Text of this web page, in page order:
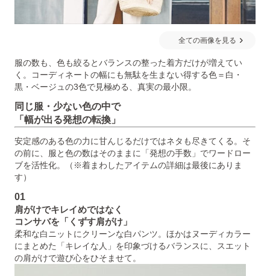
全ての画像を見る
服の数も、色も絞るとバランスの整った着方だけが増えてい
く。コーディネートの幅にも無駄を生まない得する色＝白・
黒・ベージュの3色で見極める、真実の最小限。
同じ服・少ない色の中で
「幅が出る発想の転換」
安定感のある色の力に甘んじるだけではネタも尽きてくる。そ
の前に、服と色の数はそのままに「発想の手数」でワードロー
ブを活性化。（※着まわしたアイテムの詳細は最後にありま
す）
01
肩がけでキレイめではなく
コンサバを「くずす肩がけ」
柔和な白ニットにクリーンな白パンツ。ほかはヌーディカラー
にまとめた「キレイな人」を印象づけるバランスに、スエット
の肩がけで遊び心をひそませて。